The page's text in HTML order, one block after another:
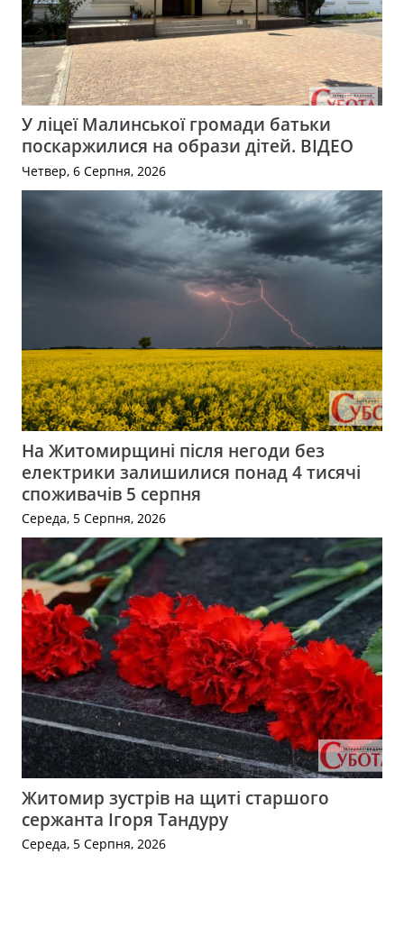
У ліцеї Малинської громади батьки
поскаржилися на образи дітей. ВІДЕО
Четвер, 6 Серпня, 2026
На Житомирщині після негоди без
електрики залишилися понад 4 тисячі
споживачів 5 серпня
Середа, 5 Серпня, 2026
Житомир зустрів на щиті старшого
сержанта Ігоря Тандуру
Середа, 5 Серпня, 2026